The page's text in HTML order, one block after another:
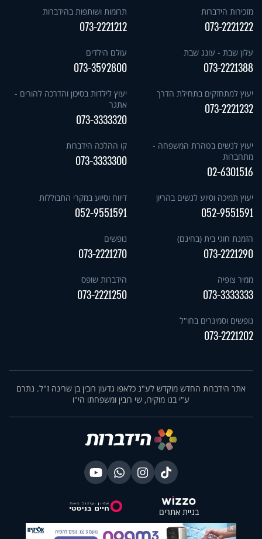
מזכירות הידברות
073-2221222
תרומות ושותפות בהידברות
073-2221212
עלון שבת - עונג שבת
073-2221388
עולם הילדים
073-3592800
יעוץ למתחזקים בתחילת הדרך
073-2221232
יעוץ לילדות בסיכון והדרכה להורים -
אתגר
073-3333320
יעוץ לנשים בטהרת המשפחה -
מתחברות
02-6301516
קו ההלכה הידברות
073-3333300
יעוץ תמיכה וסיוע לנשים בהריון
052-9551591
דיווח וסיוע במקרי התבוללות
052-9551591
הזמנת חוגי בית (בחינם)
073-2221290
נופשים
073-2221270
ממיר צופיה
073-3333333
הידברות שופס
073-2221250
נופשים וסמינרים בחו"ל
073-2221202
אתר הידברות החדש מוקדש לע"נ כלאפו גדעון רובין בן שרינה ז"ל. נתרם
ע"י בנו מוקירו, שי רובין ומשפחתו הי"ו
בניית אתרים
X